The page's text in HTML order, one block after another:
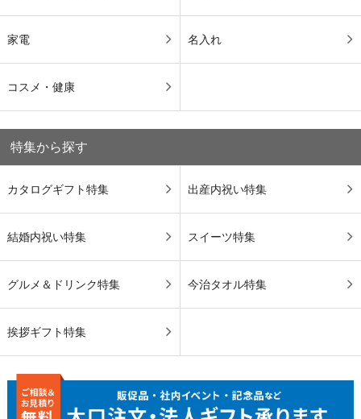
家電 名入れ
コスメ・健康
特集から探す
カタログギフト特集 出産内祝い特集
結婚内祝い特集 スイーツ特集
グルメ＆ドリンク特集 今治タオル特集
挨拶ギフト特集